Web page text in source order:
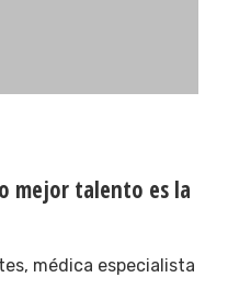
mejor talento es la
médica especialista